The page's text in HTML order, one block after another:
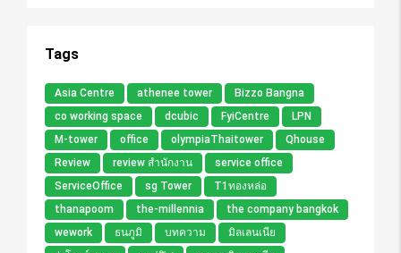
Tags
Asia Centre athenee tower
Bizzo Bangna
co working space
dcubic FyiCentre
LPN
M-tower
office olympiaThaitower
Qhouse
Review
review สำนักงาน
service office
ServiceOffice
sg Tower
T1ทองหล่อ
thanapoom
the-millennia
the company bangkok
wework
ธนภูมิ บทความ
มิลเลนเนีย